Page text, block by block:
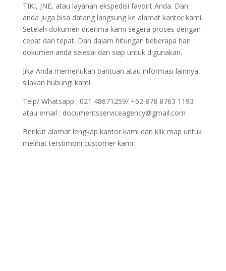
TIKI, JNE, atau layanan ekspedisi favorit Anda. Dan
anda juga bisa datang langsung ke alamat kantor kami.
Setelah dokumen diterima kami segera proses dengan
cepat dan tepat. Dan dalam hitungan beberapa hari
dokumen anda selesai dan siap untuk digunakan.
Jika Anda memerlukan bantuan atau informasi lainnya
silakan hubungi kami.
Telp/ Whatsapp : 021 48671259/ +62 878 8763 1193
atau email : documentsserviceagency@gmail.com
Berikut alamat lengkap kantor kami dan klik map untuk
melihat terstimoni customer kami :